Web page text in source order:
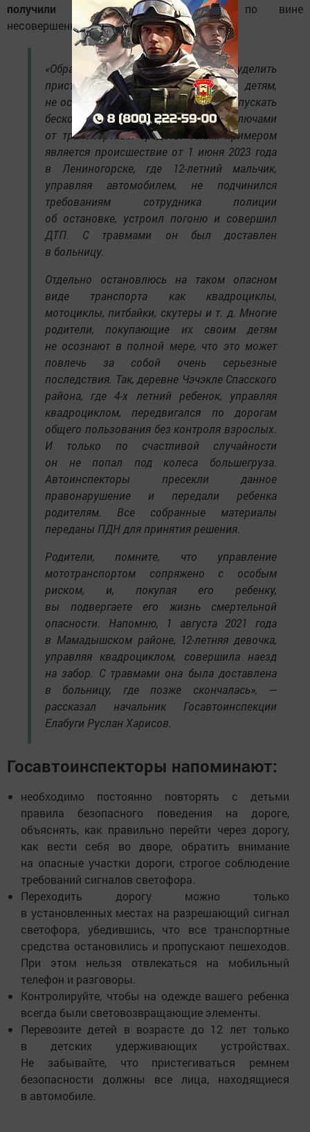
получили ранения, из них 2 по вине
несовершеннолетнего.
«Обращаясь к родителям, призываю уделить
пристальное внимание своим детям,
не оставлять их без присмотра, не допускать
бесконтрольное завладение ключами
от транспортных средств. Таким примером
является происшествие от 1 июня 2023 года
в Лениногорске, где 12-летний мальчик,
управляя автомобилем, не подчинился
требованиям сотрудника полиции
об остановке, устроил погоню и совершил
ДТП. С травмами он был доставлен
в больницу.
Отдельно остановлюсь на таком опасном
виде транспорта как квадроциклы,
мотоциклы, питбайки, скутеры и т. д. Многие
родители, покупающие их своим детям
не осознают в полной мере, что это может
повлечь за собой очень серьезные
последствия. Так, деревне Чэчэкле Спасского
района, где 4-х летний ребенок, управляя
квадроциклом, передвигался по дорогам
общего пользования без контроля взрослых.
И только по счастливой случайности
он не попал под колеса большегруза.
Автоинспекторы пресекли данное
правонарушение и передали ребенка
родителям. Все собранные материалы
переданы ПДН для принятия решения.
Родители, помните, что управление
мототранспортом сопряжено с особым
риском, и, покупая его ребенку,
вы подвергаете его жизнь смертельной
опасности. Напомню, 1 августа 2021 года
в Мамадышском районе, 12-летняя девочка,
управляя квадроциклом, совершила наезд
на забор. С травмами она была доставлена
в больницу, где позже скончалась», —
рассказал начальник Госавтоинспекции
Елабуги Руслан Харисов.
Госавтоинспекторы напоминают:
необходимо постоянно повторять с детьми
правила безопасного поведения на дороге,
объяснять, как правильно перейти через дорогу,
как вести себя во дворе, обратить внимание
на опасные участки дороги, строгое соблюдение
требований сигналов светофора.
Переходить дорогу можно только
в установленных местах на разрешающий сигнал
светофора, убедившись, что все транспортные
средства остановились и пропускают пешеходов.
При этом нельзя отвлекаться на мобильный
телефон и разговоры.
Контролируйте, чтобы на одежде вашего ребенка
всегда были световозвращающие элементы.
Перевозите детей в возрасте до 12 лет только
в детских удерживающих устройствах.
Не забывайте, что пристегиваться ремнем
безопасности должны все лица, находящиеся
в автомобиле.